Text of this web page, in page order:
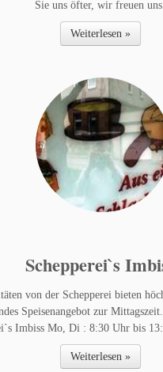
Sie uns öfter, wir freuen
Weiterlesen »
Schepperei`s
von der Schepperei bieten
Speisenangebot zur
Imbiss Mo, Di : 8:30 Uhr bis
Weiterlesen »